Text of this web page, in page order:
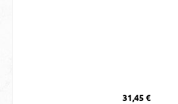
Regulärer Preis:
31,45 €